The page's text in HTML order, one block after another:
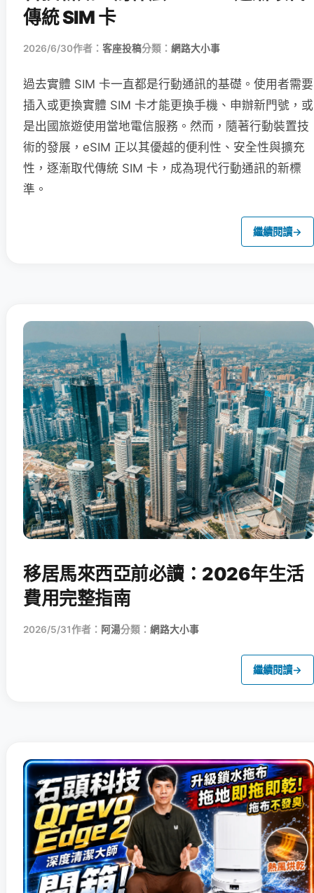
傳統 SIM 卡
2026/6/30作者： 客座投稿分類： 網路大小事
過去實體 SIM 卡一直都是行動通訊的基礎。使用者需要
插入或更換實體 SIM 卡才能更換手機、申辦新門號，或
是出國旅遊使用當地電信服務。然而，隨著行動裝置技
術的發展，eSIM 正以其優越的便利性、安全性與擴充
性，逐漸取代傳統 SIM 卡，成為現代行動通訊的新標
準。
繼續閱讀→
移居馬來西亞前必讀：2026年生活
費用完整指南
2026/5/31作者： 阿湯分類： 網路大小事
繼續閱讀→